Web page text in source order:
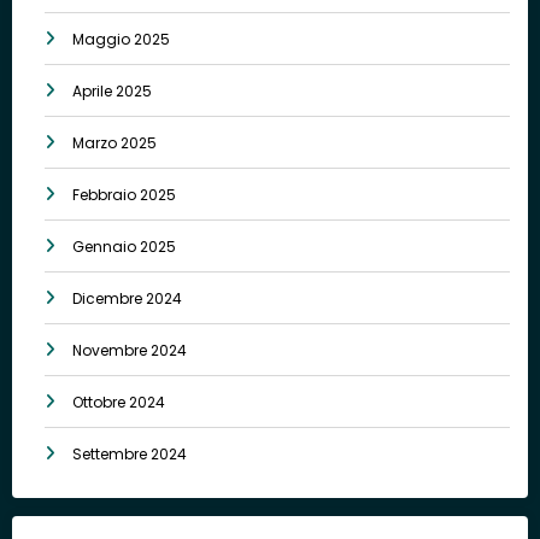
Maggio 2025
Aprile 2025
Marzo 2025
Febbraio 2025
Gennaio 2025
Dicembre 2024
Novembre 2024
Ottobre 2024
Settembre 2024